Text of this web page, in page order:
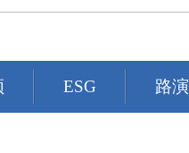
ESG 路演